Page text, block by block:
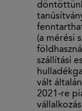
(a mérési
szállítási
vált
2021-re